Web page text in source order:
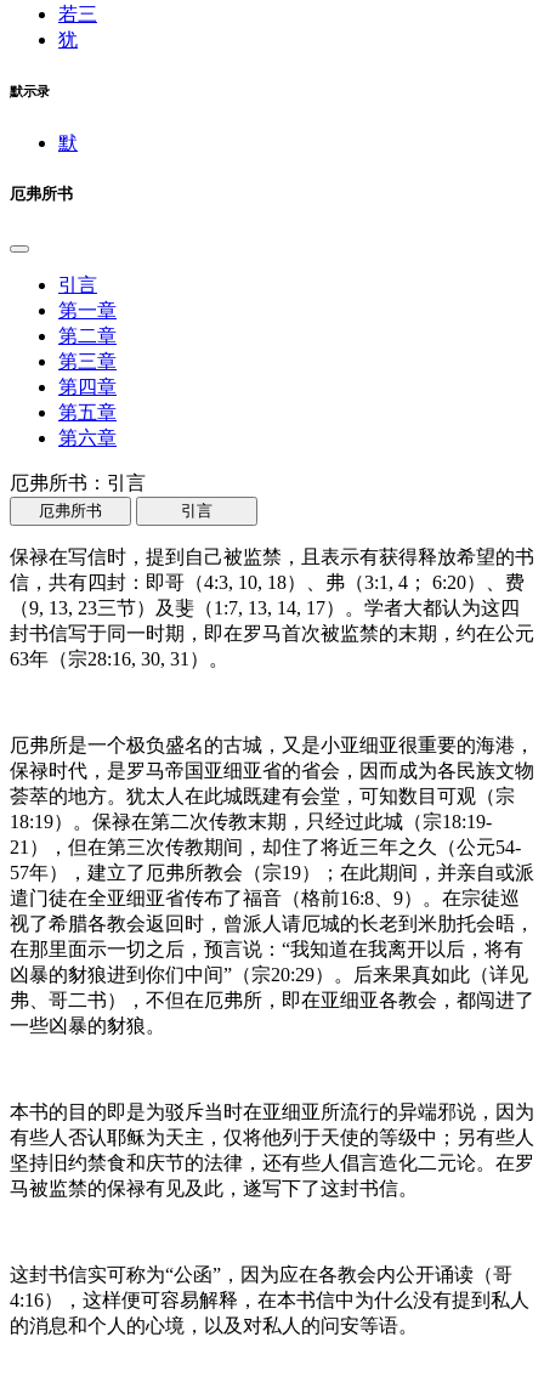
若三
犹
默示录
默
厄弗所书
引言
第一章
第二章
第三章
第四章
第五章
第六章
厄弗所书：引言
厄弗所书 引言
保禄在写信时，提到自己被监禁，且表示有获得释放希望的书
信，共有四封：即哥（4:3, 10, 18）、弗（3:1, 4； 6:20）、费
（9, 13, 23三节）及斐（1:7, 13, 14, 17）。学者大都认为这四
封书信写于同一时期，即在罗马首次被监禁的末期，约在公元
63年（宗28:16, 30, 31）。
厄弗所是一个极负盛名的古城，又是小亚细亚很重要的海港，
保禄时代，是罗马帝国亚细亚省的省会，因而成为各民族文物
荟萃的地方。犹太人在此城既建有会堂，可知数目可观（宗
18:19）。保禄在第二次传教末期，只经过此城（宗18:19-
21），但在第三次传教期间，却住了将近三年之久（公元54-
57年），建立了厄弗所教会（宗19）；在此期间，并亲自或派
遣门徒在全亚细亚省传布了福音（格前16:8、9）。在宗徒巡
视了希腊各教会返回时，曾派人请厄城的长老到米肋托会晤，
在那里面示一切之后，预言说：“我知道在我离开以后，将有
凶暴的豺狼进到你们中间”（宗20:29）。后来果真如此（详见
弗、哥二书），不但在厄弗所，即在亚细亚各教会，都闯进了
一些凶暴的豺狼。
本书的目的即是为驳斥当时在亚细亚所流行的异端邪说，因为
有些人否认耶稣为天主，仅将他列于天使的等级中；另有些人
坚持旧约禁食和庆节的法律，还有些人倡言造化二元论。在罗
马被监禁的保禄有见及此，遂写下了这封书信。
这封书信实可称为“公函”，因为应在各教会内公开诵读（哥
4:16），这样便可容易解释，在本书信中为什么没有提到私人
的消息和个人的心境，以及对私人的问安等语。